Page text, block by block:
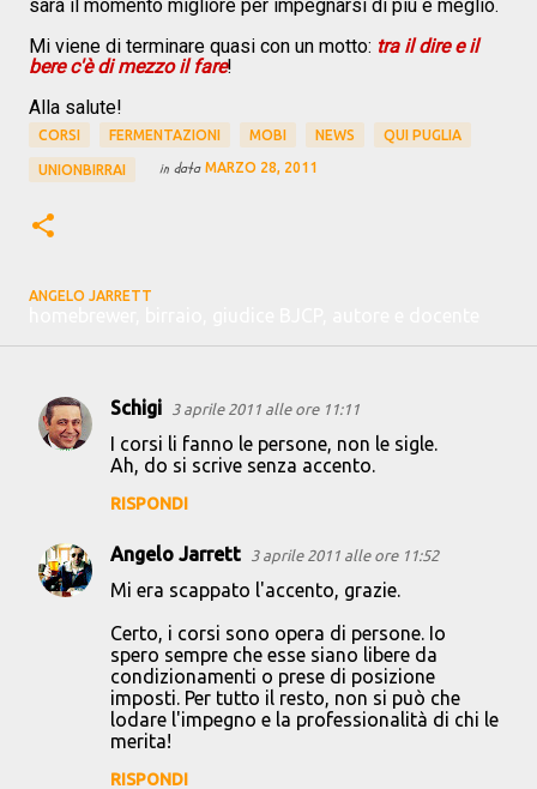
sarà il momento migliore per impegnarsi di più e meglio.
Mi viene di terminare quasi con un motto: tra il dire e il
bere c'è di mezzo il fare!
Alla salute!
CORSI FERMENTAZIONI MOBI NEWS QUI PUGLIA
UNIONBIRRAI in data MARZO 28, 2011
ANGELO JARRETT
C
e
n
Schigi 3 aprile 2011 alle ore 11:11
I corsi li fanno le persone, non le sigle.
Ah, do si scrive senza accento.
RISPONDI
Angelo Jarrett 3 aprile 2011 alle ore 11:52
Mi era scappato l'accento, grazie.
Certo, i corsi sono opera di persone. Io
spero sempre che esse siano libere da
condizionamenti o prese di posizione
imposti. Per tutto il resto, non si può che
lodare l'impegno e la professionalità di chi le
merita!
RISPONDI